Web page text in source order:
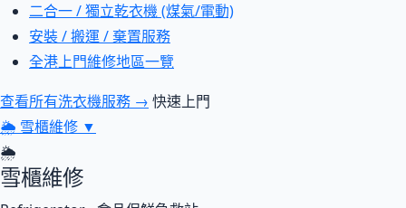
二合一 / 獨立乾衣機 (煤氣/電動)
安裝 / 搬運 / 棄置服務
全港上門維修地區一覽
查看所有洗衣機服務 → 快速上門
🌦 雪櫃維修 ▼
🌦
雪櫃維修